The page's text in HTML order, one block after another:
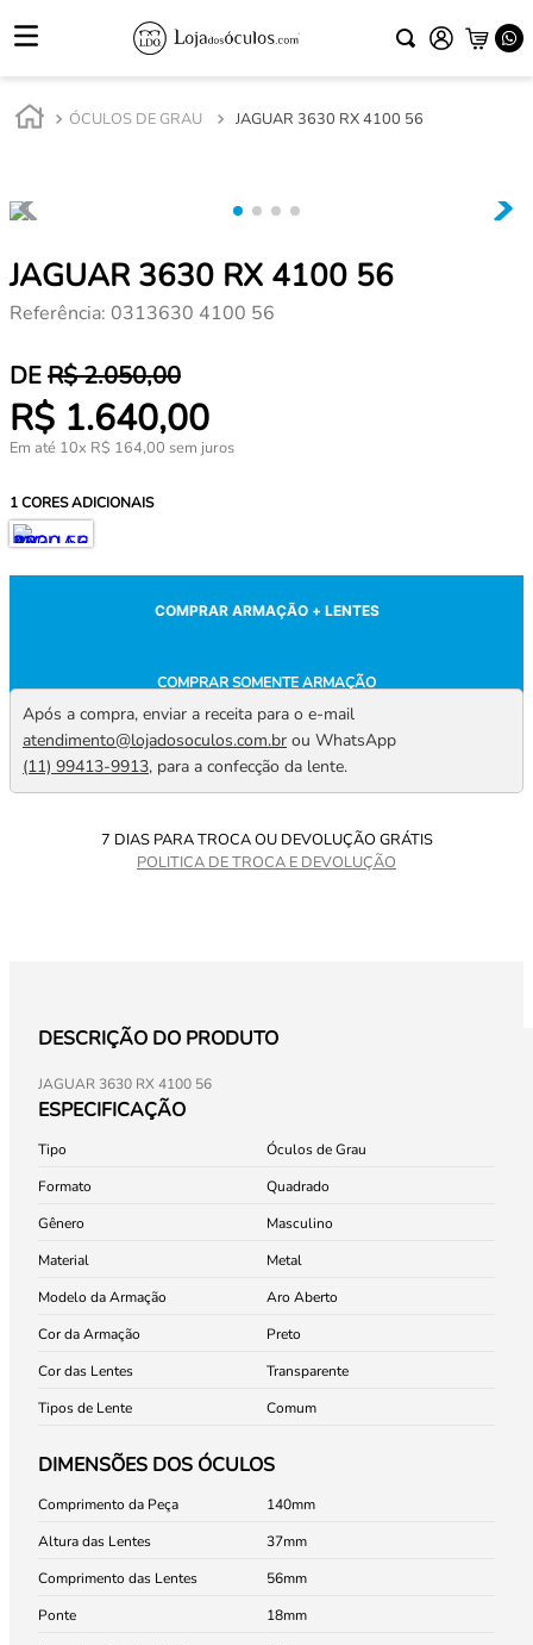
ÓCULOS DE GRAU JAGUAR 3630 RX 4100 56
JAGUAR 3630 RX 4100 56
Referência: 0313630 4100 56
R$2.050,00
R$ 1.640,00
Em até 10x R$ 164,00 sem juros
1CORES ADICIONAIS
COMPRAR ARMAÇÃO + LENTES
COMPRAR SOMENTE ARMAÇÃO
Após a compra, enviar a receita para o e-mail
atendimento@lojadosoculos.com.br ou WhatsApp
(11) 99413-9913, para a confecção da lente.
7 DIAS PARA TROCA OU DEVOLUÇÃO GRÁTIS
POLITICA DE TROCA E DEVOLUÇÃO
DESCRIÇÃO DO PRODUTO
JAGUAR 3630 RX 4100 56
ESPECIFICAÇÃO
Tipo
Óculos de Grau
Formato
Quadrado
Gênero
Masculino
Material
Metal
Modelo da Armação
Aro Aberto
Cor da Armação
Preto
Cor das Lentes
Transparente
Tipos de Lente
Comum
DIMENSÕES DOS ÓCULOS
Comprimento da Peça
140
Altura das Lentes
37
Comprimento das Lentes
56
Ponte
18